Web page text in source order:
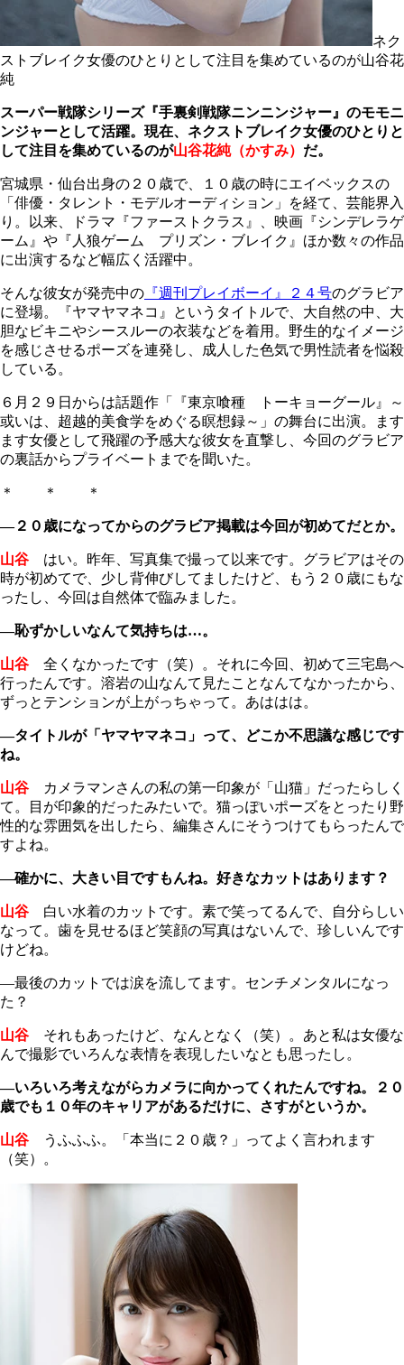
ネク
ストブレイク女優のひとりとして注目を集めているのが山谷花
純
スーパー戦隊シリーズ『手裏剣戦隊ニンニンジャー』のモモニ
ンジャーとして活躍。現在、ネクストブレイク女優のひとりと
して注目を集めているのが山谷花純（かすみ） だ。
宮城県・仙台出身の２０歳で、１０歳の時にエイベックスの
「俳優・タレント・モデルオーディション」を経て、芸能界入
り。以来、ドラマ『ファーストクラス』、映画『シンデレラゲ
ーム』や『人狼ゲーム プリズン・ブレイク』ほか数々の作品
に出演するなど幅広く活躍中。
そんな彼女が発売中の 『週刊プレイボーイ』２４号のグラビア
に登場。『ヤマヤマネコ』というタイトルで、大自然の中、大
胆なビキニやシースルーの衣装などを着用。野生的なイメージ
を感じさせるポーズを連発し、成人した色気で男性読者を悩殺
している。
６月２９日からは話題作「『東京喰種 トーキョーグール』～
或いは、超越的美食学をめぐる瞑想録～」の舞台に出演。ます
ます女優として飛躍の予感大な彼女を直撃し、今回のグラビア
の裏話からプライベートまでを聞いた。
＊ ＊ ＊
―２０歳になってからのグラビア掲載は今回が初めてだとか。
山谷 はい。昨年、写真集で撮って以来です。グラビアはその
時が初めてで、少し背伸びしてましたけど、もう２０歳にもな
ったし、今回は自然体で臨みました。
―恥ずかしいなんて気持ちは…。
山谷
全くなかったです（笑）。それに今回、初めて三宅島へ
行ったんです。溶岩の山なんて見たことなんてなかったから、
ずっとテンションが上がっちゃって。あははは。
―タイトルが「ヤマヤマネコ」って、どこか不思議な感じです
ね。
山谷
カメラマンさんの私の第一印象が「山猫」だったらしく
て。目が印象的だったみたいで。猫っぽいポーズをとったり野
性的な雰囲気を出したら、編集さんにそうつけてもらったんで
すよね。
―確かに、大きい目ですもんね。好きなカットはあります？
山谷 白い水着のカットです。素で笑ってるんで、自分らしい
なって。歯を見せるほど笑顔の写真はないんで、珍しいんです
けどね。
―最後のカットでは涙を流してます。センチメンタルになっ
た？
山谷 それもあったけど、なんとなく（笑）。あと私は女優な
んで撮影でいろんな表情を表現したいなとも思ったし。
―いろいろ考えながらカメラに向かってくれたんですね。２０
歳でも１０年のキャリアがあるだけに、さすがというか。
山谷 うふふふ。「本当に２０歳？」ってよく言われます
（笑）。